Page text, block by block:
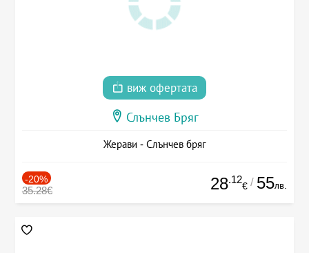
виж офертата
Слънчев Бряг
Жерави - Слънчев бряг
-20%
35.28€ 28.12
€ / 55лв.